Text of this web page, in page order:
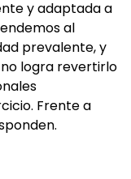
y adaptada a
al
prevalente, y
logra revertirlo
Frente a